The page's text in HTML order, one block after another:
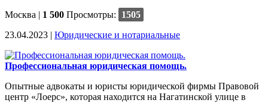
Москва | 1 500 Просмотры:
1505
23.04.2023 | Юридические и нотариальные
Профессиональная юридическая помощь.
Опытные адвокаты и юристы юридической фирмы Правовой
центр «Лоерс», которая находится на Нагатинской улице в